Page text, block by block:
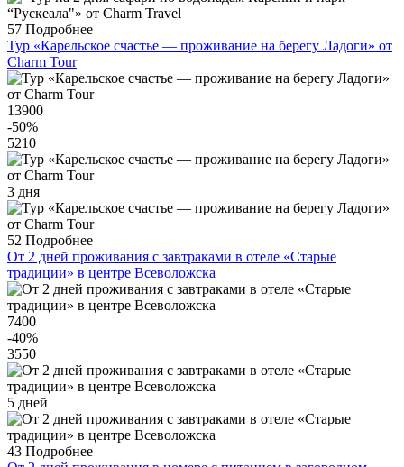
57 Подробнее
Тур «Карельское счастье — проживание на берегу Ладоги» от
Charm Tour
13900
-50%
5210
3 дня
52 Подробнее
От 2 дней проживания с завтраками в отеле «Старые
традиции» в центре Всеволожска
7400
-40%
3550
5 дней
43 Подробнее